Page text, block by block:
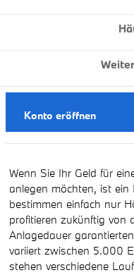
Konto eröffnen
Wenn Sie Ihr Geld für
anlegen möchten, ist ein
bestimmen einfach nur
profitieren zukünftig von
Anlagedauer
variiert zwischen 5.000
stehen verschiedene